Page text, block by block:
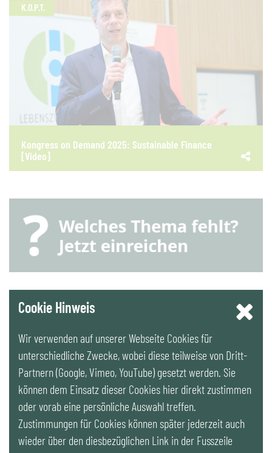
K.O.P.T.
Kongress on Demand 2025: Sustainable Finance
[Video]
YouTube
LinkedIn
Newsletter
Cookie Hinweis
Wir verwenden auf unserer Webseite Cookies für
unterschiedliche Zwecke, wobei diese teilweise von Dritt-
Partnern (Google, Vimeo, YouTube) gesetzt werden. Sie
können dem Einsatz dieser Cookies hier direkt zustimmen
oder vorab eine persönliche Auswahl treffen.
Zustimmungen für Cookies können später jederzeit auch
wieder über den diesbezüglichen Link in der Fusszeile